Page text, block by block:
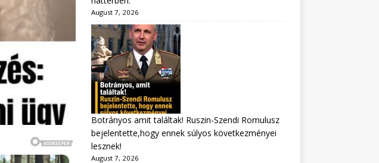
August 7, 2026
Botrányos amit találtak! Ruszin-Szendi Romulusz
bejelentette,hogy ennek súlyos következményei
lesznek!
August 7, 2026